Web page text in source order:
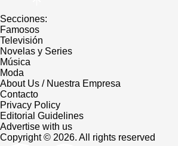
Secciones:
Famosos
Televisión
Novelas y Series
Música
Moda
About Us / Nuestra Empresa
Contacto
Privacy Policy
Editorial Guidelines
Advertise with us
Copyright © 2026. All rights reserved